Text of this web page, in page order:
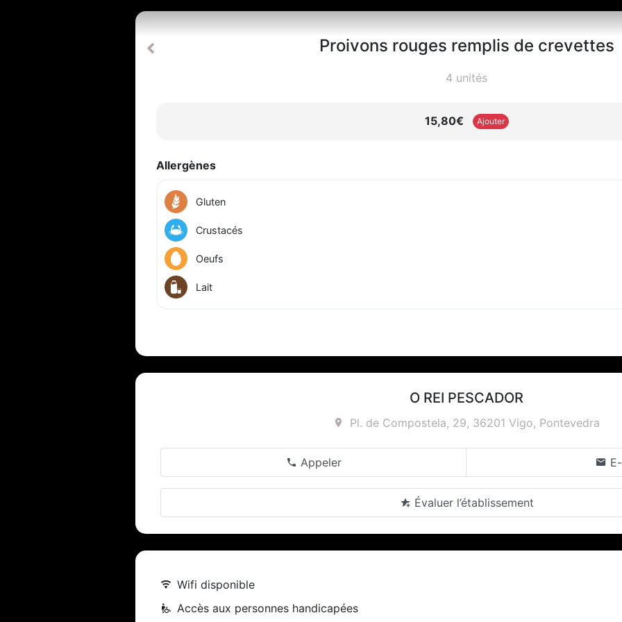
Proivons rouges remplis de crevettes
4 unités
15,80€ Ajouter
Allergènes
Gluten
Crustacés
Oeufs
Lait
O REI PESCADOR
Pl. de Compostela, 29, 36201 Vigo, Pontevedra
Appeler
Évaluer l’établissement
Wifi disponible
Accès aux personnes handicapées